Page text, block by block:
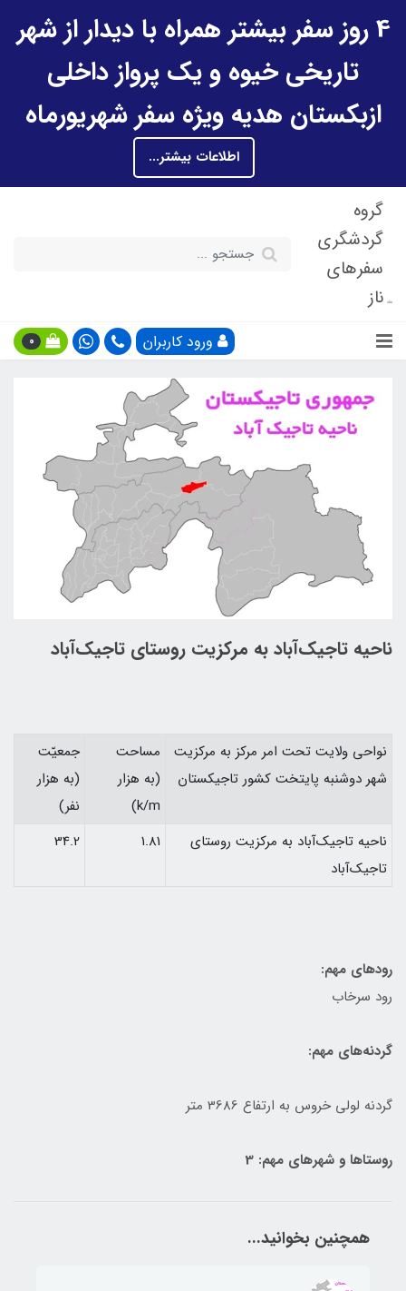
4 روز سفر بیشتر همراه با دیدار از شهر
تاریخی خیوه و یک پرواز داخلی
ازبکستان هدیه ویژه سفر شهریورماه
اطلاعات بیشتر...
گروه
گردشگری
سفرهای
ناز
ورود کاربران 0
ناحيه تاجيك‌آباد به مركزيت روستای تاجيك‌آباد
نواحي ولايت تحت امر مركز به مركزيت
شهر دوشنبه پايتخت كشور تاجيكستان
مساحت
(به هزار
k/m)
جمعيّت
(به هزار
نفر)
ناحيه تاجيك‌آباد به مركزيت روستای
تاجيك‌آباد
1.81
34.2
رودهای مهم:
رود سرخاب
گردنه‌های مهم:
گردنه لولی خروس به ارتفاع 3686 متر
روستاها و شهرهای مهم: 3
همچنین بخوانید...